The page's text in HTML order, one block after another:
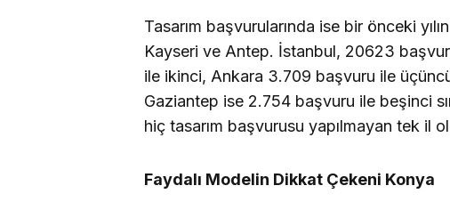
Tasarım başvurularında ise bir önceki
Kayseri ve Antep. İstanbul, 20623
ile ikinci, Ankara 3.709 başvuru ile
Gaziantep ise 2.754 başvuru ile beşinci
hiç tasarım başvurusu yapılmayan tek il
Faydalı Modelin Dikkat Çekeni Konya